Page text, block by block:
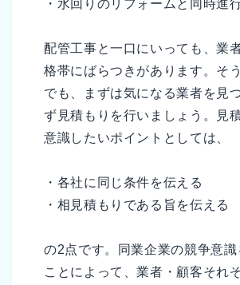
・水回りのリフォームと同時進
配管工事と一口にいっても、業
格帯にばらつきがあります。そ
でも、まずは気になる業者を見
ず見積もりを行いましょう。見
意識したいポイントとしては、
・各社に同じ条件を伝える
・相見積もりである旨を伝える
の2点です。同業企業の競争意識
ことによって、業者・顧客それ